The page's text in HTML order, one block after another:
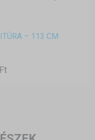
– 113 CM